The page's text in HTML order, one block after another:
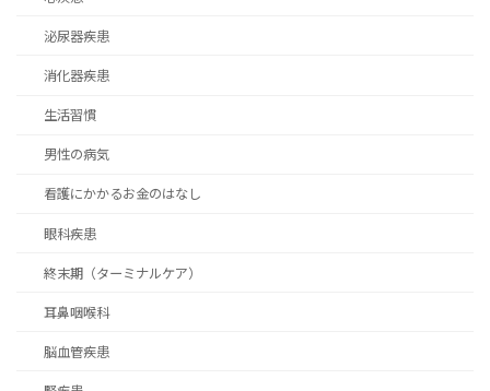
泌尿器疾患
消化器疾患
生活習慣
男性の病気
看護にかかるお金のはなし
眼科疾患
終末期（ターミナルケア）
耳鼻咽喉科
脳血管疾患